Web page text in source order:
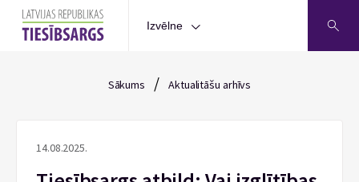
Izvēlne
Sākums / Aktualitāšu arhīvs
14.08.2025.